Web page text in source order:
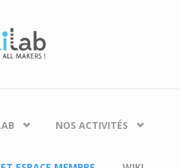
NOS ACTIVITÉS